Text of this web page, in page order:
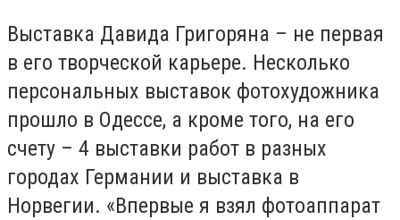
Выставка Давида Григоряна – не первая
в его творческой карьере. Несколько
персональных выставок фотохудожника
прошло в Одессе, а кроме того, на его
счету – 4 выставки работ в разных
городах Германии и выставка в
Норвегии. «Впервые я взял фотоаппарат